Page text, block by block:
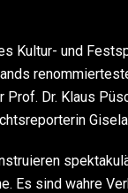
Kultur- und
Prof. Dr. Klaus
Es sind wahre